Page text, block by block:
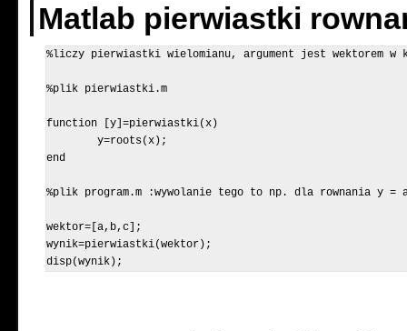
Matlab pierwiastki
%liczy pierwiastki wielomianu, argument jest wektorem w
%plik pierwiastki.m
function [y]=pierwiastki(x)
end
%plik program.m :wywolanie tego to np. dla rownania y
wektor=[a,b,c];
wynik=pierwiastki(wektor);